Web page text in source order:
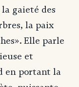
gaieté des
la paix
Elle parle
et
en portant la